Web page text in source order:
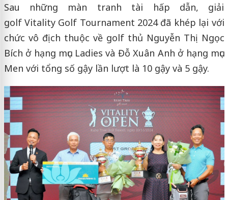
Sau những màn tranh tài hấp dẫn, giải
golf Vitality Golf Tournament 2024 đã khép lại với
chức vô địch thuộc về golf thủ Nguyễn Thị Ngọc
Bích ở hạng mục Ladies và Đỗ Xuân Anh ở hạng mục
Men với tổng số gậy lần lượt là 10 gậy và 5 gậy.